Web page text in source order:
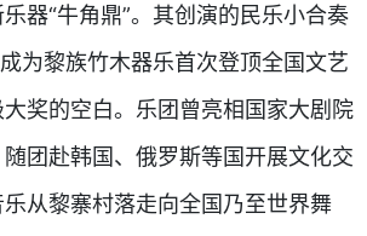
器“牛角鼎”。其创演的民乐小合奏
为黎族竹木器乐首次登顶全国文艺
奖的空白。乐团曾亮相国家大剧院
团赴韩国、俄罗斯等国开展文化交
从黎寨村落走向全国乃至世界舞